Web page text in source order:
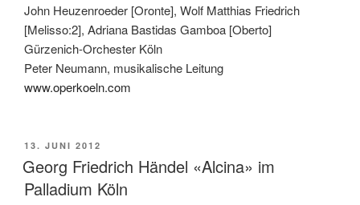
John Heuzenroeder [Oronte], Wolf Matthias Friedrich
[Melisso:2], Adriana Bastidas Gamboa [Oberto]
Gürzenich-Orchester Köln
Peter Neumann, musikalische Leitung
www.operkoeln.com
VERÖFFENTLICHT
AM
13. JUNI 2012
Georg Friedrich Händel «Alcina» im
Palladium Köln